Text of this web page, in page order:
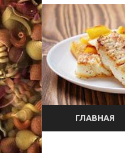
ГЛАВНАЯ